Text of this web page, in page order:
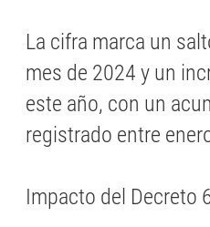
La cifra marca un
mes de 2024 y un
este año, con un
registrado entre
Impacto del Decreto